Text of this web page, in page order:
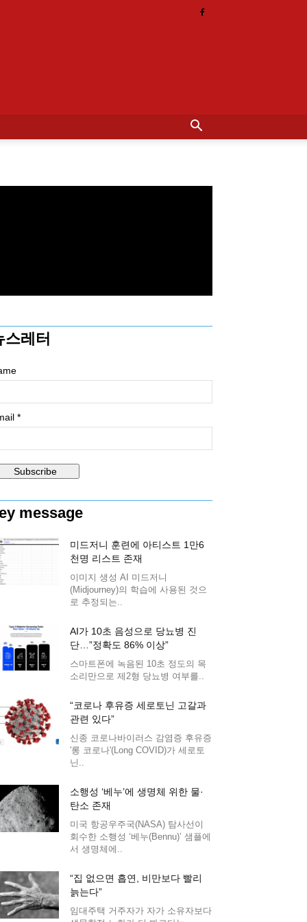
스레터
*
message
미드저니 훈련에 아티스트 1만6
천명 리스트 존재
이미지 생성 AI 미드저니
(Midjourney)의 학습에 사용된 것으
로 추정되는..
AI가 10초 음성으로 당뇨병 진
단…”정확도 86% 이상”
스마트폰에 녹음된 10초 정도의 목
소리만으로 제2형 당뇨병 여부를..
“코로나 후유증 세로토닌 고갈과
관련 있다”
신종 코로나바이러스 감염증 후유증
'롱 코로나'(Long COVID)가 세로토
닌..
소행성 ‘베누’에 생명체 위한 물·
탄소 존재
미국 항공우주국(NASA) 탐사선이
회수한 소행성 ‘베누(Bennu)’ 샘플에
서 생명체에..
“집 없으면 흡연, 비만보다 빨리
늙는다”
임대주택 거주자가 자가 소유자보다